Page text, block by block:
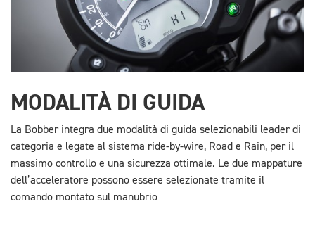
MODALITÀ DI GUIDA
La Bobber integra due modalità di guida selezionabili leader di
categoria e legate al sistema ride-by-wire, Road e Rain, per il
massimo controllo e una sicurezza ottimale. Le due mappature
dell’acceleratore possono essere selezionate tramite il
comando montato sul manubrio